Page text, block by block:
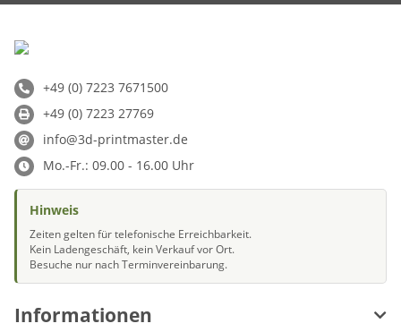
+49 (0) 7223 7671500
+49 (0) 7223 27769
info@3d-printmaster.de
Mo.-Fr.: 09.00 - 16.00 Uhr
Hinweis
Zeiten gelten für telefonische Erreichbarkeit.
Kein Ladengeschäft, kein Verkauf vor Ort.
Besuche nur nach Terminvereinbarung.
Informationen